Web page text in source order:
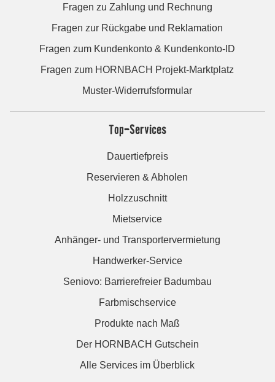
Fragen zu Zahlung und Rechnung
Fragen zur Rückgabe und Reklamation
Fragen zum Kundenkonto & Kundenkonto-ID
Fragen zum HORNBACH Projekt-Marktplatz
Muster-Widerrufsformular
Top-Services
Dauertiefpreis
Reservieren & Abholen
Holzzuschnitt
Mietservice
Anhänger- und Transportervermietung
Handwerker-Service
Seniovo: Barrierefreier Badumbau
Farbmischservice
Produkte nach Maß
Der HORNBACH Gutschein
Alle Services im Überblick